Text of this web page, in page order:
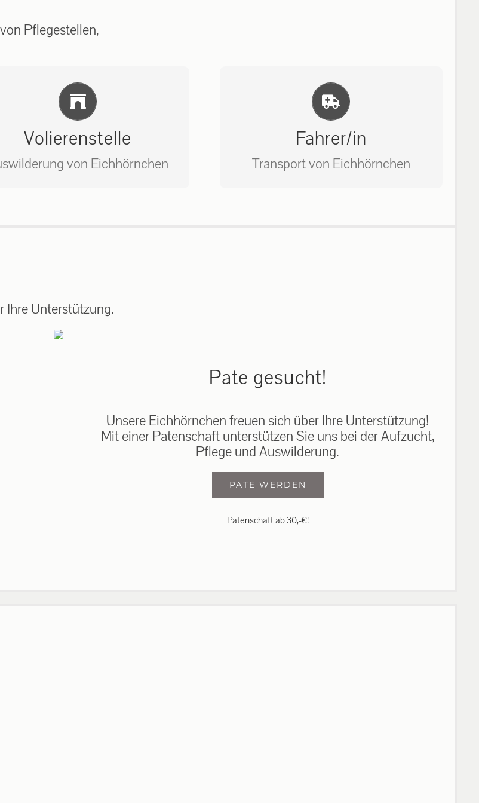
Pflegestellen,
Volierenstelle
von Eichhörnchen
Einlernung und Infos
Fahrer/in
Transport von Eichhörnchen
Einlernung und Infos
Ihre Unterstützung.
Pate gesucht!
Unsere Eichhörnchen freuen sich über Ihre Unterstützung!
Mit einer Patenschaft unterstützen Sie uns bei der Aufzucht,
Pflege und Auswilderung.
PATE WERDEN
Patenschaft ab 30,-€!